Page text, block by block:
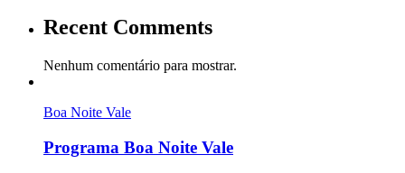
Recent Comments
Nenhum comentário para mostrar.
Boa Noite Vale
Programa Boa Noite Vale